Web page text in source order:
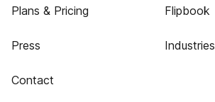
Plans & Pricing
Press
Contact
Flipbook
Industries